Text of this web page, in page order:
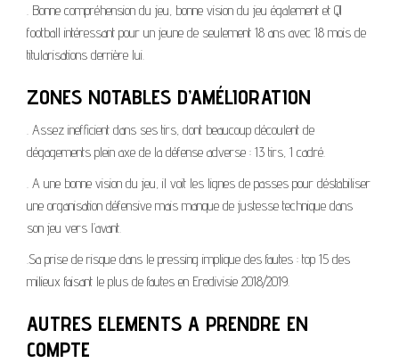
. Bonne compréhension du jeu, bonne vision du jeu également et QI
football intéressant pour un jeune de seulement 18 ans avec 18 mois de
titularisations derrière lui.
ZONES NOTABLES D’AMÉLIORATION
. Assez inefficient dans ses tirs, dont beaucoup découlent de
dégagements plein axe de la défense adverse : 13 tirs, 1 cadré.
. A une bonne vision du jeu, il voit les lignes de passes pour déstabiliser
une organisation défensive mais manque de justesse technique dans
son jeu vers l’avant.
.Sa prise de risque dans le pressing implique des fautes : top 15 des
milieux faisant le plus de fautes en Eredivisie 2018/2019.
AUTRES ELEMENTS A PRENDRE EN
COMPTE